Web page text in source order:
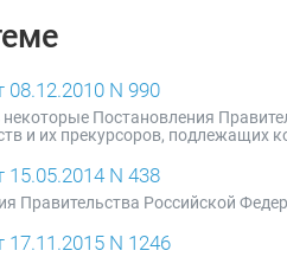
N 990
Постановления
и их прекурсоров, подлежащих
N 438
Правительства Российской
N 1246